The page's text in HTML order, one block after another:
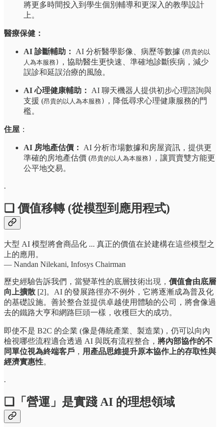
將更多時間投入到學生個別輔導和更深入的教學設計
上。
醫療保健：
AI 診斷輔助： AI 分析醫學影像、病歷等數據 (昂貴的以
人為本服務)
，協助醫生更快速、準確地診斷疾病，減少
誤診和延誤治療的風險。
AI 心理健康輔助：
AI 聊天機器人提供初步心理諮詢與
支援 (昂貴的以人為本服務)
，降低尋求心理健康服務的門
檻。
住屋 ：
AI 房地產估價：
AI 分析市場數據和房屋資訊，提供更
準確的房地產估價 (昂貴的以人為本服務)
，讓買賣雙方能更
公平地交易。
.
❏ 價值移轉 (從模型到應用程式)
大型 AI 模型將會商品化 ... 真正的價值在於建構在這些模型之
上的應用。
— Nandan Nilekani, Infosys Chairman
歷史經驗告訴我們，當變革性的底層技術出現， 價值會由底層
向上擴散 [2]。AI 的發展路徑亦不例外，它將逐漸成為普及化
的基礎設施。善於整合並提供卓越使用體驗的公司，將會像過
去的鐵路大亨和網路巨頭一樣，收穫巨大的成功。
即使不是 B2C 的企業 (像是傳統產業、製造業)，仍可以向內
檢視哪些流程適合透過 AI 與既有流程整合， 將內部協作的不
同單位視為終端客戶 ， 用產品思維提升原本協作上的存取性與
經濟實惠性。
.
❏「營運」是實踐 AI 的理想領域